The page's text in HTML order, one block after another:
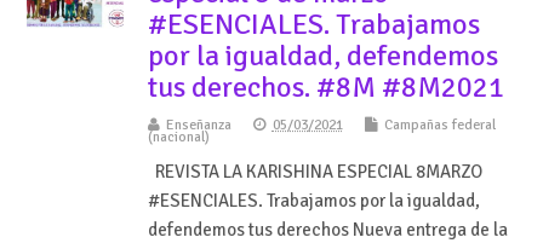
#ESENCIALES. Trabajamos
por la igualdad, defendemos
tus derechos. #8M #8M2021
Enseñanza 05/03/2021 Campañas federal
(nacional)
REVISTA LA KARISHINA ESPECIAL 8MARZO
#ESENCIALES. Trabajamos por la igualdad,
defendemos tus derechos Nueva entrega de la